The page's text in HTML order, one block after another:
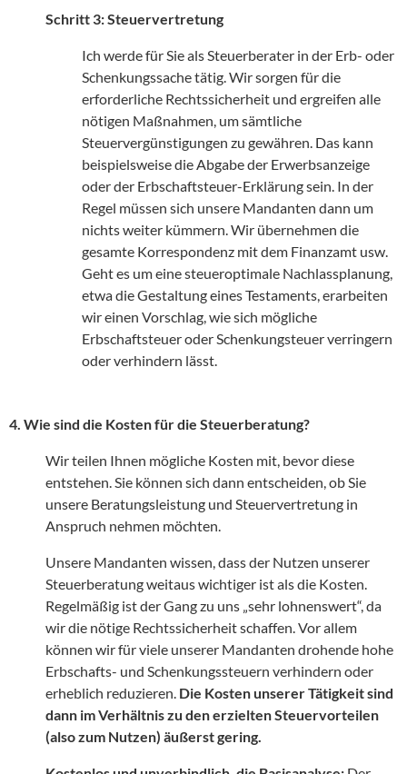
Schritt 3: Steuervertretung
Ich werde für Sie als Steuerberater in der Erb- oder
Schenkungssache tätig. Wir sorgen für die
erforderliche Rechtssicherheit und ergreifen alle
nötigen Maßnahmen, um sämtliche
Steuervergünstigungen zu gewähren. Das kann
beispielsweise die Abgabe der Erwerbsanzeige
oder der Erbschaftsteuer-Erklärung sein. In der
Regel müssen sich unsere Mandanten dann um
nichts weiter kümmern. Wir übernehmen die
gesamte Korrespondenz mit dem Finanzamt usw.
Geht es um eine steueroptimale Nachlassplanung,
etwa die Gestaltung eines Testaments, erarbeiten
wir einen Vorschlag, wie sich mögliche
Erbschaftsteuer oder Schenkungsteuer verringern
oder verhindern lässt.
4. Wie sind die Kosten für die Steuerberatung?
Wir teilen Ihnen mögliche Kosten mit, bevor diese
entstehen. Sie können sich dann entscheiden, ob Sie
unsere Beratungsleistung und Steuervertretung in
Anspruch nehmen möchten.
Unsere Mandanten wissen, dass der Nutzen unserer
Steuerberatung weitaus wichtiger ist als die Kosten.
Regelmäßig ist der Gang zu uns „sehr lohnenswert“, da
wir die nötige Rechtssicherheit schaffen. Vor allem
können wir für viele unserer Mandanten drohende hohe
Erbschafts- und Schenkungssteuern verhindern oder
erheblich reduzieren. Die Kosten unserer Tätigkeit sind
dann im Verhältnis zu den erzielten Steuervorteilen
(also zum Nutzen) äußerst gering.